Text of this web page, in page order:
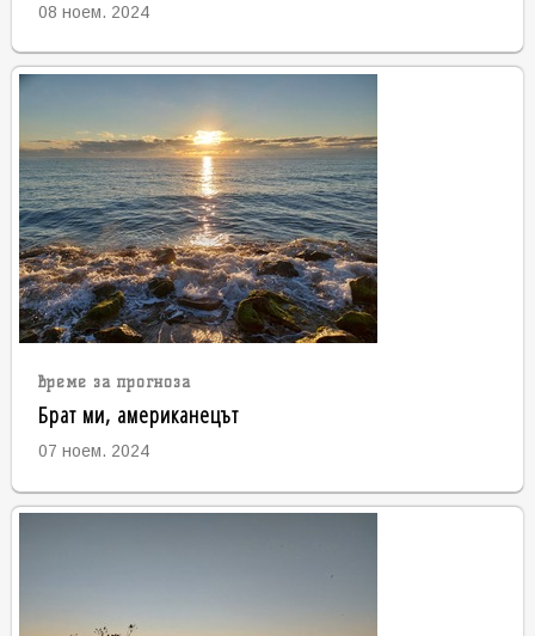
08 ноем. 2024
време за прогноза
Брат ми, американецът
07 ноем. 2024